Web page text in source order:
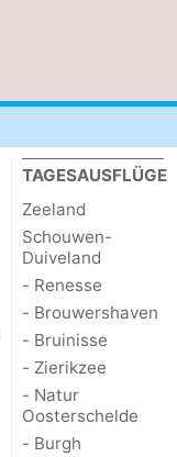
TAGESAUSFLÜGE
Zeeland
Schouwen-
Duiveland
- Renesse
- Brouwershaven
- Bruinisse
- Zierikzee
- Natur
Oosterschelde
- Burgh